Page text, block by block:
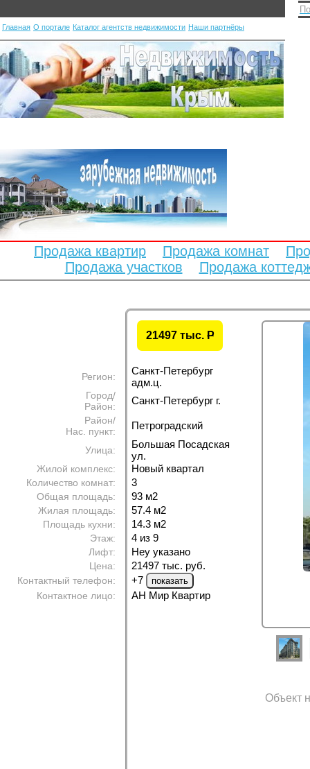
Главная О портале Каталог агентств недвижимости Наши партнёры
Продажа квартир Продажа комнат
Продажа участков
Продажа
21497 тыс. P
Регион:
Санкт-Петербург
адм.ц.
Город/
Район:
Санкт-Петербург г.
Район/
Нас. пункт:
Петроградский
Улица:
Большая Посадская
ул.
Жилой комплекс: Новый квартал
Количество комнат: 3
Общая площадь: 93 м2
Жилая площадь: 57.4 м2
Площадь кухни: 14.3 м2
Этаж: 4 из 9
Лифт: Неу указано
Цена: 21497 тыс. руб.
Контактный телефон: +7
Контактное лицо: АН Мир Квартир
Объект